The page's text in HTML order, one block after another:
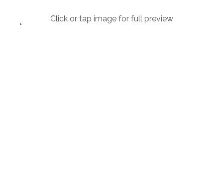
Click or tap image for full preview